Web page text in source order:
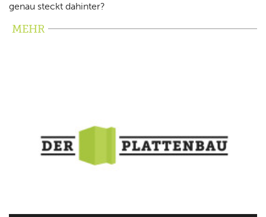
genau steckt dahinter?
MEHR